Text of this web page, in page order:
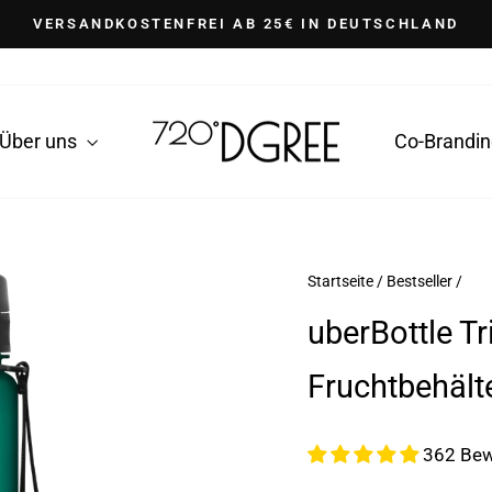
Pause
VERSANDKOSTENFREI AB 25€ IN DEUTSCHLAND
Über uns Co-
Startseite/ Bestseller/
uberBottle
362